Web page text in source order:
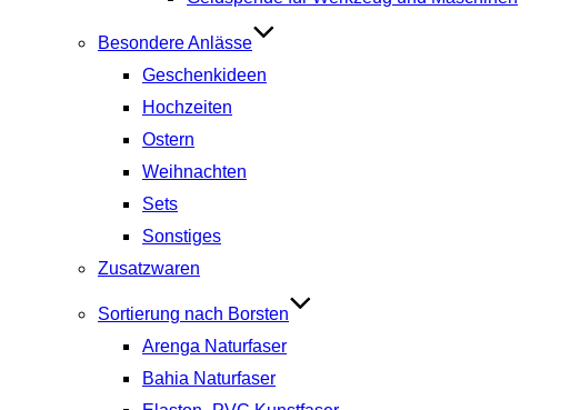
Besondere Anlässe
Geschenkideen
Hochzeiten
Ostern
Weihnachten
Sets
Sonstiges
Zusatzwaren
Sortierung nach Borsten
Arenga Naturfaser
Bahia Naturfaser